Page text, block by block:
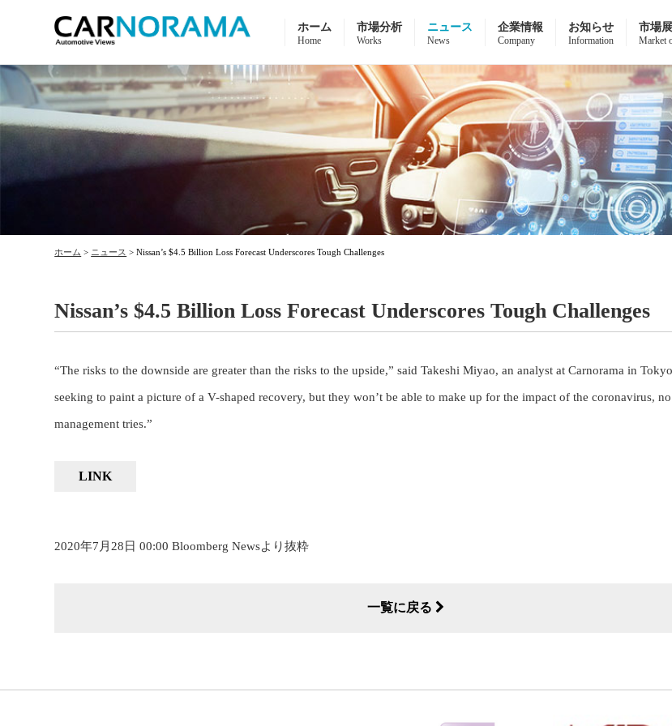
ホーム
Home
市場分析
Works
ニュース
News
企業情報
Company
お知らせ
Information
市場
Market
ホーム > ニュース >Nissan’s $4.5 Billion Loss Forecast Underscores Tough Challenges
Nissan’s $4.5 Billion Loss Forecast Underscores Tough Challenges
“The risks to the downside are greater than the risks to the upside,” said Takeshi Miyao, an analyst at Carnorama in
seeking to paint a picture of a V-shaped recovery, but they won’t be able to make up for the impact of the coronavirus,
management tries.”
LINK
2020年7月28日 00:00 Bloomberg Newsより抜粋
一覧に戻る